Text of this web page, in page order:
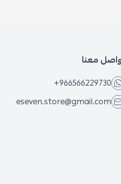
معنا
+966566229730
eseven.store@gmail.com